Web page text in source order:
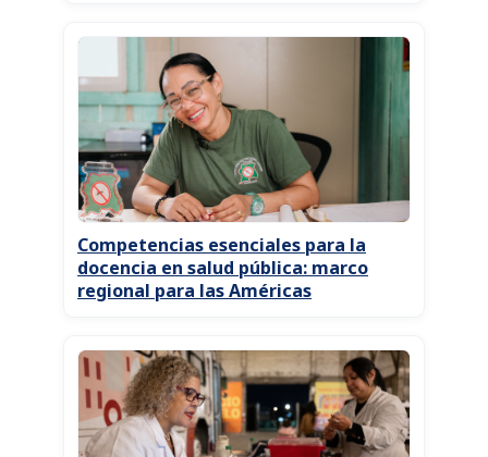
Competencias esenciales para la
docencia en salud pública: marco
regional para las Américas